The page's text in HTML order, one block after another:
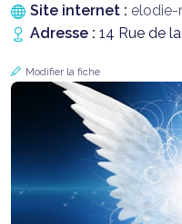
Site internet : elodie-
Adresse : 14 Rue de
Modifier la fiche